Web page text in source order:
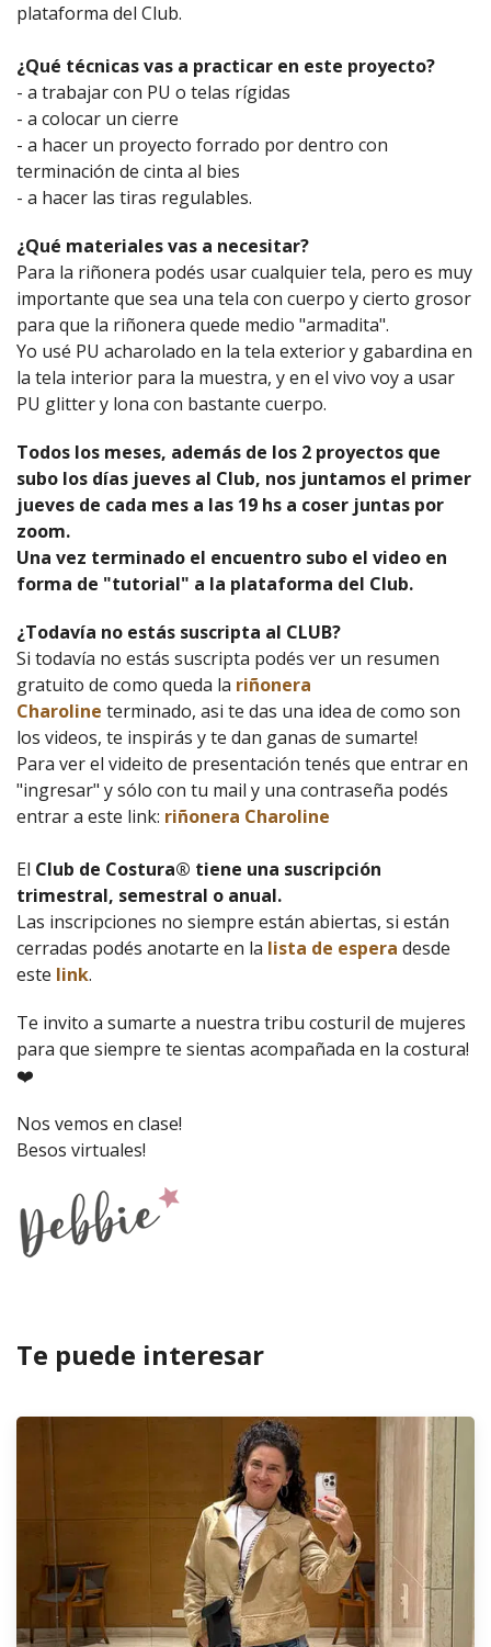
plataforma del Club.
¿Qué técnicas vas a practicar en este proyecto?
- a trabajar con PU o telas rígidas
- a colocar un cierre
- a hacer un proyecto forrado por dentro con
terminación de cinta al bies
- a hacer las tiras regulables.
¿Qué materiales vas a necesitar?
Para la riñonera podés usar cualquier tela, pero es muy
importante que sea una tela con cuerpo y cierto grosor
para que la riñonera quede medio "armadita".
Yo usé PU acharolado en la tela exterior y gabardina en
la tela interior para la muestra, y en el vivo voy a usar
PU glitter y lona con bastante cuerpo.
Todos los meses, además de los 2 proyectos que
subo los días jueves al Club, nos juntamos el primer
jueves de cada mes a las 19 hs a coser juntas por
zoom.
Una vez terminado el encuentro subo el video en
forma de "tutorial" a la plataforma del Club.
¿Todavía no estás suscripta al CLUB?
Si todavía no estás suscripta podés ver un resumen
gratuito de como queda la riñonera
Charoline terminado, asi te das una idea de como son
los videos, te inspirás y te dan ganas de sumarte!
Para ver el videito de presentación tenés que entrar en
"ingresar" y sólo con tu mail y una contraseña podés
entrar a este link: riñonera Charoline
El Club de Costura® tiene una suscripción
trimestral, semestral o anual.
Las inscripciones no siempre están abiertas, si están
cerradas podés anotarte en la lista de espera desde
este link.
Te invito a sumarte a nuestra tribu costuril de mujeres
para que siempre te sientas acompañada en la costura!
❤️
Nos vemos en clase!
Besos virtuales!
Te puede interesar